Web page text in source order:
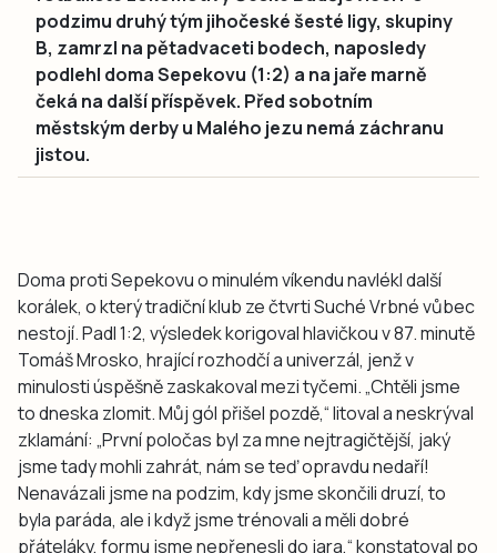
podzimu druhý tým jihočeské šesté ligy, skupiny
B, zamrzl na pětadvaceti bodech, naposledy
podlehl doma Sepekovu (1:2) a na jaře marně
čeká na další příspěvek. Před sobotním
městským derby u Malého jezu nemá záchranu
jistou.
Doma proti Sepekovu o minulém víkendu navlékl další
korálek, o který tradiční klub ze čtvrti Suché Vrbné vůbec
nestojí. Padl 1:2, výsledek korigoval hlavičkou v 87. minutě
Tomáš Mrosko, hrající rozhodčí a univerzál, jenž v
minulosti úspěšně zaskakoval mezi tyčemi. „Chtěli jsme
to dneska zlomit. Můj gól přišel pozdě,“ litoval a neskrýval
zklamání: „První poločas byl za mne nejtragičtější, jaký
jsme tady mohli zahrát, nám se teď opravdu nedaří!
Nenavázali jsme na podzim, kdy jsme skončili druzí, to
byla paráda, ale i když jsme trénovali a měli dobré
přáteláky, formu jsme nepřenesli do jara,“ konstatoval po